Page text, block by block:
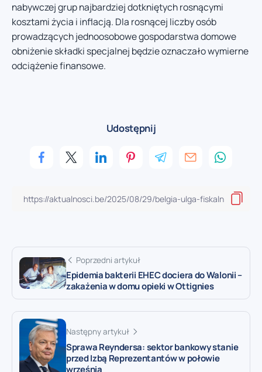
nabywczej grup najbardziej dotkniętych rosnącymi
kosztami życia i inflacją. Dla rosnącej liczby osób
prowadzących jednoosobowe gospodarstwa domowe
obniżenie składki specjalnej będzie oznaczało wymierne
odciążenie finansowe.
Udostępnij
Poprzedni artykuł
Epidemia bakterii EHEC dociera do Walonii –
zakażenia w domu opieki w Ottignies
Następny artykuł
Sprawa Reyndersa: sektor bankowy stanie
przed Izbą Reprezentantów w połowie
września